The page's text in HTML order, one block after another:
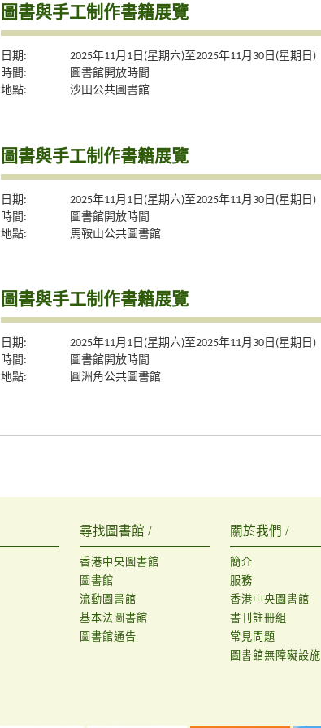
圖書與手工制作書籍展覽
日期:
2025年11月1日(星期六)至2025年11月30日(星期日)
時間:
圖書館開放時間
地點:
沙田公共圖書館
圖書與手工制作書籍展覽
日期:
2025年11月1日(星期六)至2025年11月30日(星期日)
時間:
圖書館開放時間
地點:
馬鞍山公共圖書館
圖書與手工制作書籍展覽
日期:
2025年11月1日(星期六)至2025年11月30日(星期日)
時間:
圖書館開放時間
地點:
圓洲角公共圖書館
尋找圖書館 /
香港中央圖書館
圖書館
流動圖書館
基本法圖書館
圖書館通告
關於我們 /
簡介
服務
香港中央圖書館
書刊註冊組
常見問題
圖書館無障礙設施